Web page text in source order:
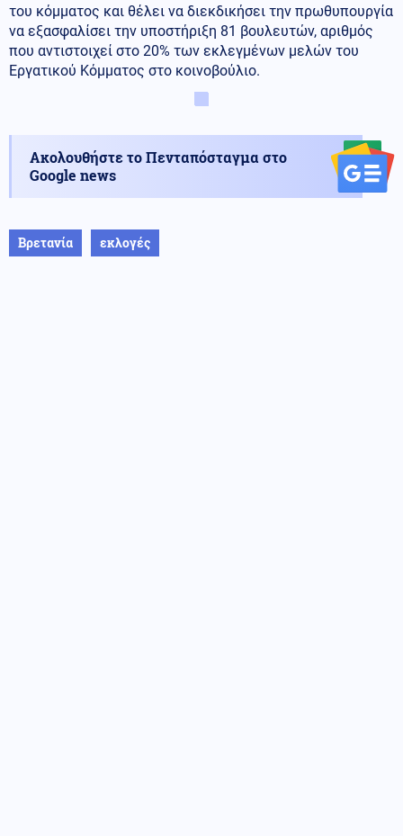
του κόμματος και θέλει να διεκδικήσει την πρωθυπουργία
να εξασφαλίσει την υποστήριξη 81 βουλευτών, αριθμός
που αντιστοιχεί στο 20% των εκλεγμένων μελών του
Εργατικού Κόμματος στο κοινοβούλιο.
Ακολουθήστε το Πενταπόσταγμα στο
Google news
Βρετανία εκλογές